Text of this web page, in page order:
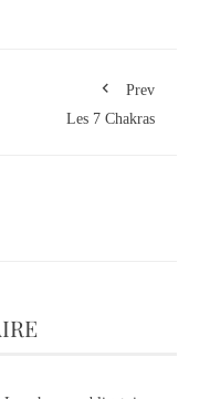
Prev
Les 7 Chakras